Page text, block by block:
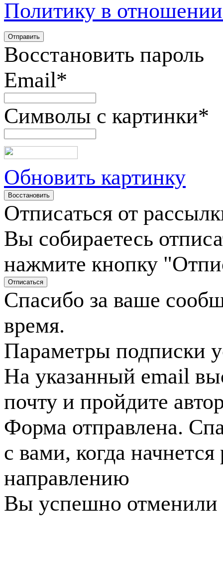
Политику в
Восстановить пароль
Email*
Символы с картинки*
Обновить картинку
Отписаться от
Вы собираетесь
нажмите кнопку
Спасибо за ваше
время.
Параметры подписки
На указанный email
почту и пройдите
Форма отправлена.
с вами, когда
направлению
Вы успешно отменили